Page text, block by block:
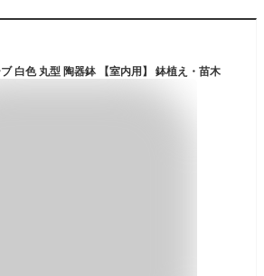
白色 丸型 陶器鉢 【室内用】 鉢植え・苗木